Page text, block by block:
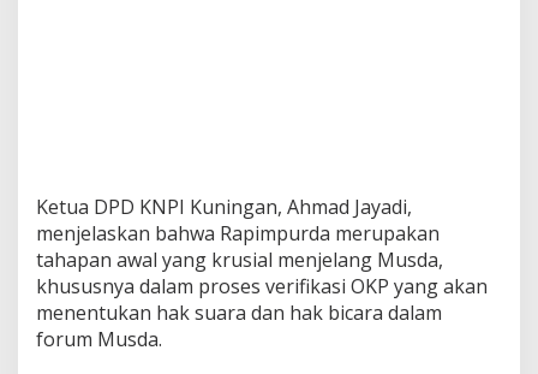
Ketua DPD KNPI Kuningan, Ahmad Jayadi,
menjelaskan bahwa Rapimpurda merupakan
tahapan awal yang krusial menjelang Musda,
khususnya dalam proses verifikasi OKP yang akan
menentukan hak suara dan hak bicara dalam
forum Musda.